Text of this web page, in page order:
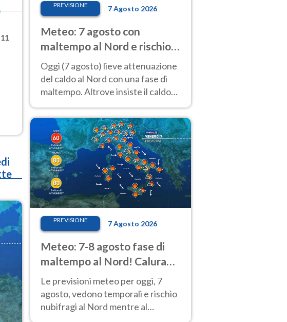
PREVISIONE 7 Agosto 2026
Meteo: 7 agosto con
maltempo al Nord e rischio
nubifragi. Altrove caldo
estremo
Oggi (7 agosto) lieve attenuazione
del caldo al Nord con una fase di
maltempo. Altrove insiste il caldo
previsioni
PREVISIONE 7 Agosto 2026
Meteo: 7-8 agosto fase di
maltempo al Nord! Calura
fino a Ferragosto
Le previsioni meteo per oggi, 7
agosto, vedono temporali e rischio
nubifragi al Nord mentre al
Centro-Sud sole e caldo sempre